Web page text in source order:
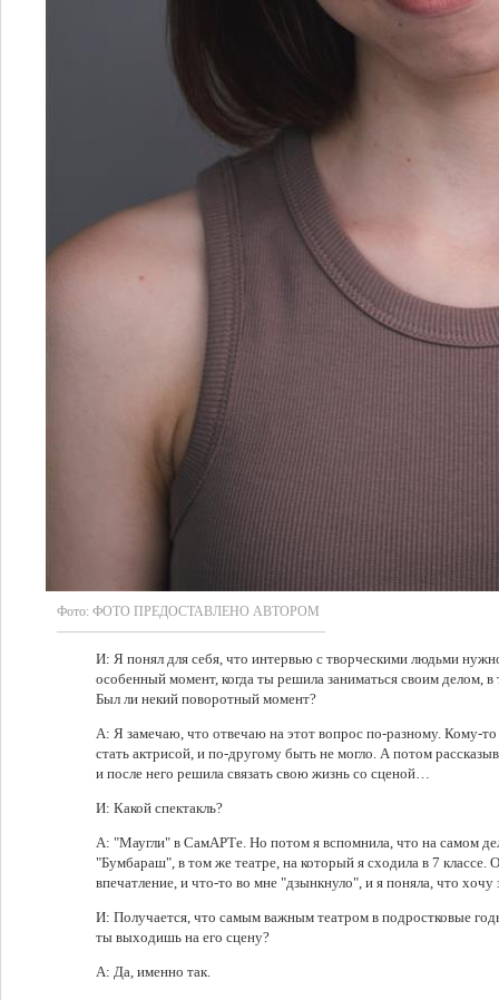
Фото: ФОТО ПРЕДОСТАВЛЕНО АВТОРОМ
И: Я понял для себя, что интервью с творческими людьми
особенный момент, когда ты решила заниматься своим делом,
Был ли некий поворотный момент?
А: Я замечаю, что отвечаю на этот вопрос по-разному. Кому-то
стать актрисой, и по-другому быть не могло. А потом
и после него решила связать свою жизнь со сценой…
И: Какой спектакль?
А: "Маугли" в СамАРТе. Но потом я вспомнила, что на самом
"Бумбараш", в том же театре, на который я сходила в 7 классе.
впечатление, и что-то во мне "дзынкнуло", и я поняла, что
И: Получается, что самым важным театром в подростковые
ты выходишь на его сцену?
А: Да, именно так.